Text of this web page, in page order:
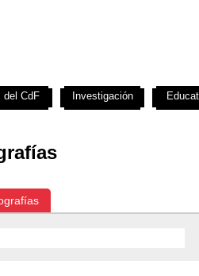
del CdF Investigación